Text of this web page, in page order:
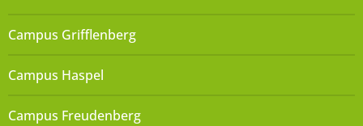
Campus Grifflenberg
Campus Haspel
Campus Freudenberg